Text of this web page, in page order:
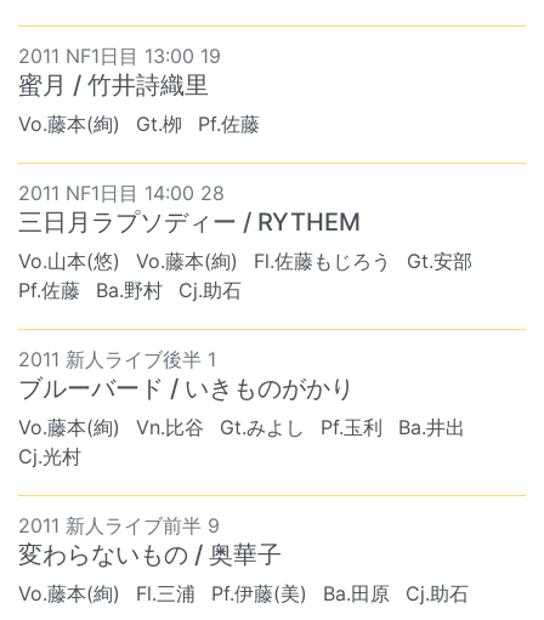
2011 NF1日目 13:00 19
蜜月 / 竹井詩織里
Vo.藤本(絢) Gt.栁 Pf.佐藤
2011 NF1日目 14:00 28
三日月ラプソディー / RYTHEM
Vo.山本(悠) Vo.藤本(絢) Fl.佐藤もじろう
Gt.安部
Pf.佐藤
Ba.野村 Cj.助石
2011 新人ライブ後半 1
ブルーバード / いきものがかり
Vo.藤本(絢) Vn.比谷 Gt.みよし Pf.玉利
Ba.井出
Cj.光村
2011 新人ライブ前半 9
変わらないもの / 奥華子
Vo.藤本(絢) Fl.三浦 Pf.伊藤(美) Ba.田原 Cj.助石